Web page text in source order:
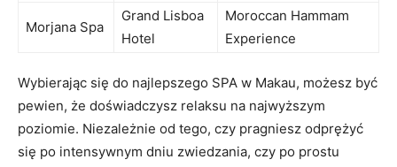
Morjana ⁣Spa
Grand⁣ Lisboa
Hotel
Moroccan Hammam​
Experience
Wybierając się ‍do najlepszego SPA w ‌Makau, możesz być
pewien, że doświadczysz relaksu‍ na najwyższym
poziomie.​ Niezależnie od tego, czy pragniesz odprężyć
się po intensywnym ⁤dniu zwiedzania, czy po prostu‌